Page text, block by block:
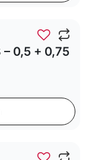
0,5 + 0,75